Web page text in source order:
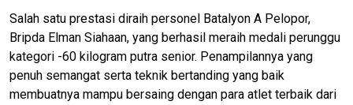
Salah satu prestasi diraih personel Batalyon A Pelopor,
Bripda Elman Siahaan, yang berhasil meraih medali perunggu
kategori -60 kilogram putra senior. Penampilannya yang
penuh semangat serta teknik bertanding yang baik
membuatnya mampu bersaing dengan para atlet terbaik dari